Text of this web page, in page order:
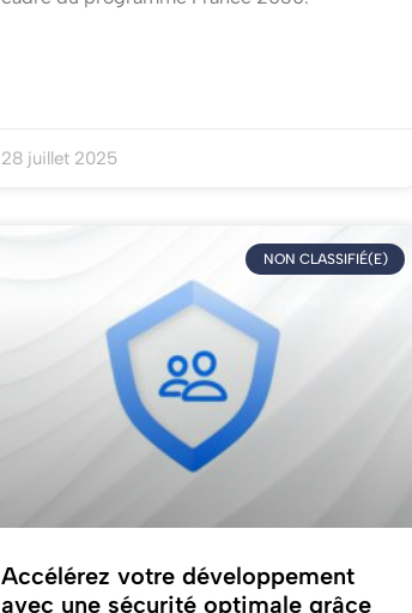
28 juillet 2025
NON CLASSIFIÉ(E)
Accélérez votre développement
avec une sécurité optimale grâce